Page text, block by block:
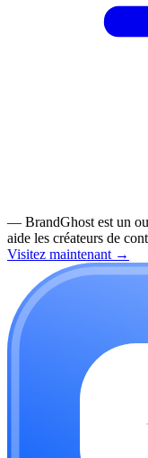
— BrandGhost est un
aide les créateurs de
Visitez maintenant →